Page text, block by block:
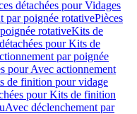
détachées pour Vidages
par poignée rotativePièces
rotativeKits de
pour Kits de
par poignée
pour Avec actionnement
de finition pour vidage
pour Kits de finition
Avec déclenchement par